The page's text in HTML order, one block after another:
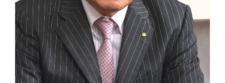
代表挨拶
経営理念・統合方針
沿革・企業概要
事業所紹介